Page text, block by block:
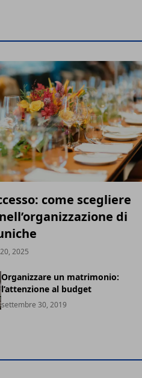
come scegliere
di
2025
Organizzare un matrimonio:
l’attenzione al budget
settembre 30, 2019